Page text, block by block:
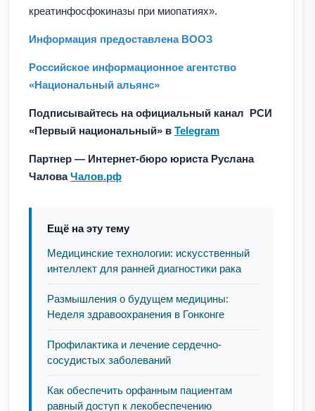
креатинфосфокиназы при миопатиях».
Информация предоставлена ВООЗ
Российское информационное агентство
«Национальный альянс»
Подписывайтесь на официальный канал РСИ
«Первый национальный» в Telegram
Партнер — Интернет-бюро юриста Руслана
ЧаловаЧалов.рф
Ещё на эту тему
Медицинские технологии: искусственный
интеллект для ранней диагностики рака
Размышления о будущем медицины:
Неделя здравоохранения в Гонконге
Профилактика и лечение сердечно-
сосудистых заболеваний
Как обеспечить орфанным пациентам
равный доступ к лекобеспечению